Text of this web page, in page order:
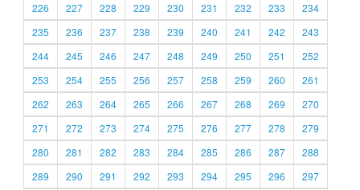
226
227 228 229 230 231 232 233
234
235
236 237 238 239 240 241 242
243
244
245 246 247 248 249 250 251
252
253
254 255 256 257 258 259 260
261
262
263 264 265 266 267 268 269
270
271
272 273 274 275 276 277 278
279
280
281 282 283 284 285 286 287
288
289
290 291 292 293 294 295 296 297